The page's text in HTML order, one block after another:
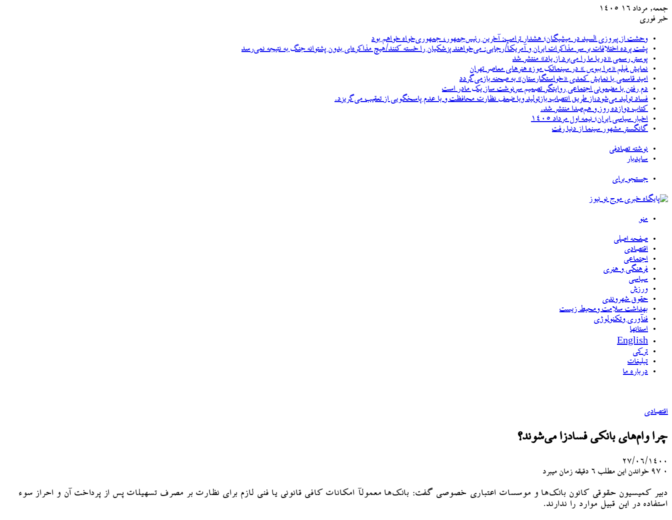
جمعه, مرداد ۱۶ ۱۴۰۵
خبر فوری
وحشت از پیروزی السید در میشیگان؛ هشدار ترامپ: آخرین رئیس‌جمهور، جمهوری‌خواه خواهم بود
پشت پرده اختلافات بر سر مذاکرات ایران و آمریکا/رجایی: می‌خواهند پزشکیان را خسته کنند/هیچ مذاکره‌ای بدون پشتوانه جنگ به نتیجه نمی‌رسد
پوستر رسمی «دریا ما را می‌برد از یاد» منتشر شد
نمایش فیلم «مرا ببوس » در سینماتک موزه هنرهای معاصر تهران
امید قاسمی با نمایش کمدی «خواستگارستان» به صحنه بازمی‌گردد
دم رفتن با مضمونی اجتماعی روایتگر تصمیم سرنوشت ساز یک مادر است
فساد تولید می‌شود،از طریق انتصاب بازتولید وبا ضعف نظارت محافظت و با عدم پاسخگویی از تعقیب می‌گریزد.
کتاب دوازده روز و هم‌صدا منتشر شد.
اخبار سیاسی ایران؛ نیمه اول مرداد ۱۴۰۵
گانگستر مشهور سینما از دنیا رفت
نوشته تصادفی
سایدبار
جستجو برای
منو
صفحه اصلی
اقتصادی
اجتماعی
فرهنگی و هنری
سیاسی
ورزش
حقوق شهروندی
بهداشت سلامت ومحیط زیست
فنآوری وتکنولوژی
استانها
English
ترکی
تبلیغات
درباره ما
اقتصادی
چرا وام‌های بانکی فسادزا می‌شوند؟
۲۷/۰۶/۱۴۰۰
۰
خواندن این مطلب 6 دقیقه زمان میبرد
دبیر کمیسیون حقوقی کانون‌ بانک‌ها و موسسات اعتباری خصوصی گفت: بانک‌ها معمولآ امکانات کافی قانونی یا فنی لازم برای نظارت بر مصرف تسهیلات پس از پرداخت آن و احراز سوء
استفاده در این قبیل موارد را ندارند.